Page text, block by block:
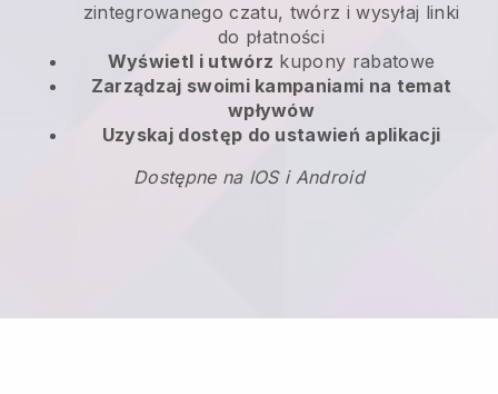
zintegrowanego czatu, twórz i wysyłaj linki
do płatności
Wyświetl i utwórz kupony rabatowe
Zarządzaj swoimi kampaniami na temat
wpływów
Uzyskaj dostęp do ustawień aplikacji
Dostępne na IOS i Android